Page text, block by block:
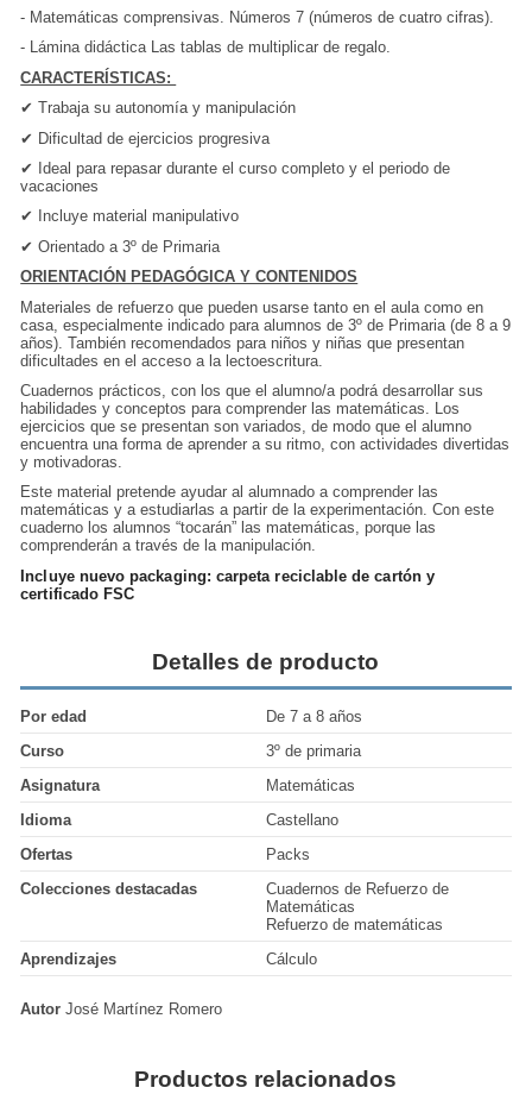
- Matemáticas comprensivas. Números 7 (números de cuatro cifras).
- Lámina didáctica Las tablas de multiplicar de regalo.
CARACTERÍSTICAS:
✔Trabaja su autonomía y manipulación
✔ Dificultad de ejercicios progresiva
✔ Ideal para repasar durante el curso completo y el periodo de
vacaciones
✔ Incluye material manipulativo
✔ Orientado a 3º de Primaria
ORIENTACIÓN PEDAGÓGICA Y CONTENIDOS
Materiales de refuerzo que pueden usarse tanto en el aula como en
casa, especialmente indicado para alumnos de 3º de Primaria (de 8 a 9
años). También recomendados para niños y niñas que presentan
dificultades en el acceso a la lectoescritura.
Cuadernos prácticos, con los que el alumno/a podrá desarrollar sus
habilidades y conceptos para comprender las matemáticas. Los
ejercicios que se presentan son variados, de modo que el alumno
encuentra una forma de aprender a su ritmo, con actividades divertidas
y motivadoras.
Este material pretende ayudar al alumnado a comprender las
matemáticas y a estudiarlas a partir de la experimentación. Con este
cuaderno los alumnos “tocarán” las matemáticas, porque las
comprenderán a través de la manipulación.
Incluye nuevo packaging: carpeta reciclable de cartón y
certificado FSC
Detalles de producto
Por edad
De 7 a 8 años
Curso
3º de primaria
Asignatura
Matemáticas
Idioma
Castellano
Ofertas
Packs
Colecciones destacadas
Cuadernos de Refuerzo de
Matemáticas
Refuerzo de matemáticas
Aprendizajes
Cálculo
Autor José Martínez Romero
Productos relacionados